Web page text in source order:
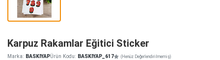
Karpuz Rakamlar Eğitici Sticker
Marka: BASKIYAPÜrün Kodu: BASKIYAP_617 (Henüz Değerlendirilmemiş)